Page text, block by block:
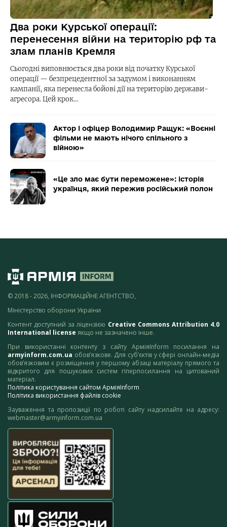
Два роки Курської операції:
перенесення війни на територію рф та
злам планів Кремля
Сьогодні виповнюється два роки від початку Курської
операції — безпрецедентної за задумом і виконанням
кампанії, яка перенесла бойові дії на територію держави-
агресора. Цей крок…
Актор і офіцер Володимир Ращук: «Воєнні
фільми не мають нічого спільного з
війною»
«Це зло має бути переможене»: історія
українця, який пережив російський полон
© 2018 - 2026, ІНФОРМАЦІЙНЕ АГЕНТСТВО,
Міністерство оборони України
Контент доступний за ліцензією Creative Commons Attribution 4.0
International license якщо не зазначено інше.
При використанні контенту з сайту АрміяInform посилання на
armyinform.com.ua обов’язкове. Для суб’єктів у сфері онлайн-медіа
обов’язковим є розміщення у першому абзаці матеріалу прямого та
відкритого для пошукових систем гіперпосилання на цитований
матеріал.
Політика користування сайтом АрміяInform
Політика використання файлів cookie
Зауваження та пропозиції по роботі сайту надсилайте на адресу:
webmaster@armyinform.com.ua